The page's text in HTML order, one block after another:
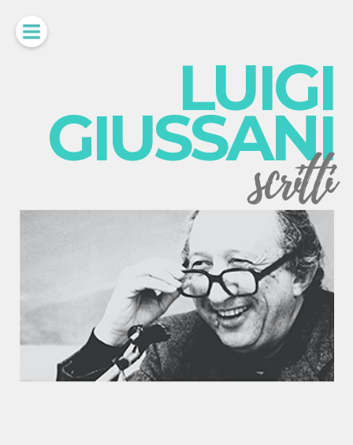
LUIGI
GIUSSANI
scritti